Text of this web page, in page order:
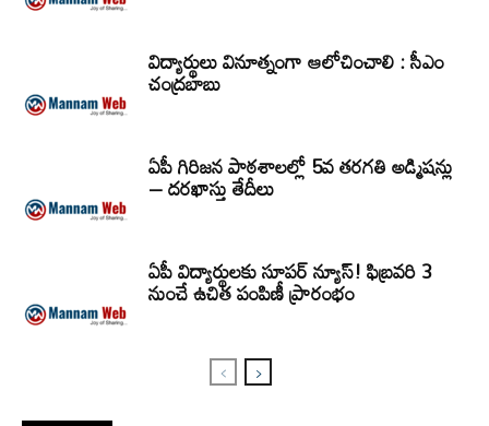
విద్యార్థులు వినూత్నంగా ఆలోచించాలి : సీఎం
చంద్రబాబు
ఏపీ గిరిజన పాఠశాలల్లో 5వ తరగతి అడ్మిషన్లు
– దరఖాస్తు తేదీలు
ఏపీ విద్యార్థులకు సూపర్ న్యూస్! ఫిబ్రవరి 3
నుంచే ఉచిత పంపిణీ ప్రారంభం